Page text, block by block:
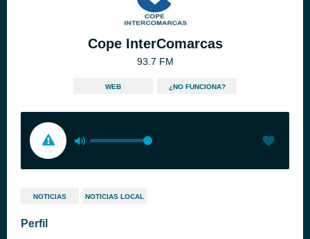
Cope InterComarcas
93.7 FM
WEB ¿NO FUNCIONA?
NOTICIAS NOTICIAS LOCAL
Perfil